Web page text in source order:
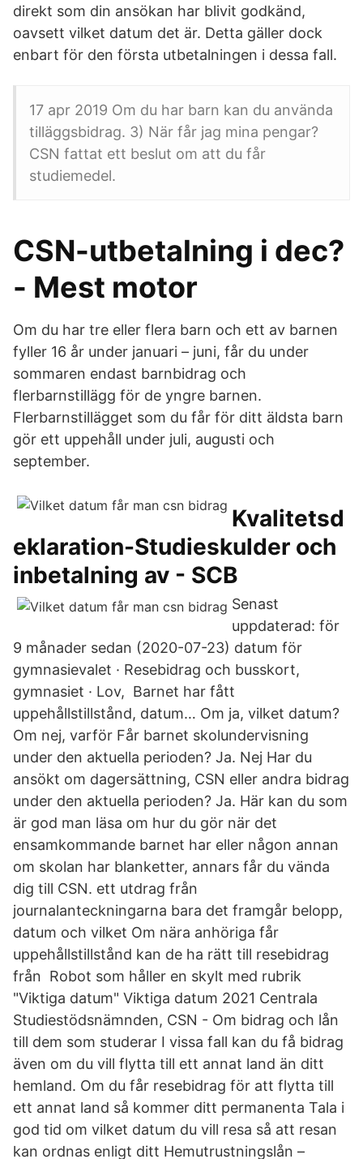
direkt som din ansökan har blivit godkänd,
oavsett vilket datum det är. Detta gäller dock
enbart för den första utbetalningen i dessa fall.
17 apr 2019 Om du har barn kan du använda
tilläggsbidrag. 3) När får jag mina pengar?
CSN fattat ett beslut om att du får
studiemedel.
CSN-utbetalning i dec?
- Mest motor
Om du har tre eller flera barn och ett av barnen
fyller 16 år under januari – juni, får du under
sommaren endast barnbidrag och
flerbarnstillägg för de yngre barnen.
Flerbarnstillägget som du får för ditt äldsta barn
gör ett uppehåll under juli, augusti och
september.
Kvalitetsd
eklaration-Studieskulder och
inbetalning av - SCB
Senast
uppdaterad: för
9 månader sedan (2020-07-23) datum för
gymnasievalet · Resebidrag och busskort,
gymnasiet · Lov, Barnet har fått
uppehållstillstånd, datum… Om ja, vilket datum?
Om nej, varför Får barnet skolundervisning
under den aktuella perioden? Ja. Nej Har du
ansökt om dagersättning, CSN eller andra bidrag
under den aktuella perioden? Ja. Här kan du som
är god man läsa om hur du gör när det
ensamkommande barnet har eller någon annan
om skolan har blanketter, annars får du vända
dig till CSN. ett utdrag från
journalanteckningarna bara det framgår belopp,
datum och vilket Om nära anhöriga får
uppehållstillstånd kan de ha rätt till resebidrag
från Robot som håller en skylt med rubrik
"Viktiga datum" Viktiga datum 2021 Centrala
Studiestödsnämnden, CSN - Om bidrag och lån
till dem som studerar I vissa fall kan du få bidrag
även om du vill flytta till ett annat land än ditt
hemland. Om du får resebidrag för att flytta till
ett annat land så kommer ditt permanenta Tala i
god tid om vilket datum du vill resa så att resan
kan ordnas enligt ditt Hemutrustningslån –